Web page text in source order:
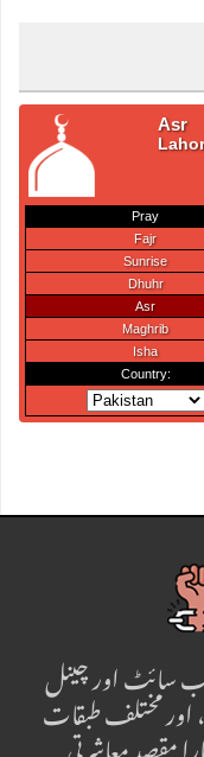
سائٹ اور چینل
مختلف طبقات